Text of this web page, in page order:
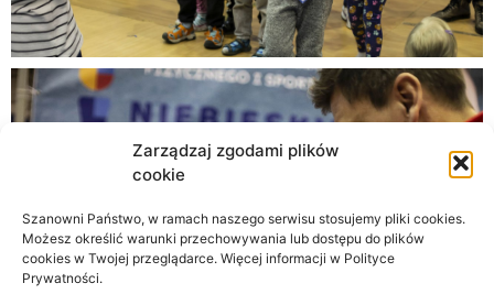
Zarządzaj zgodami plików
cookie
Szanowni Państwo, w ramach naszego serwisu stosujemy pliki cookies.
Możesz określić warunki przechowywania lub dostępu do plików
cookies w Twojej przeglądarce. Więcej informacji w Polityce
Prywatności.